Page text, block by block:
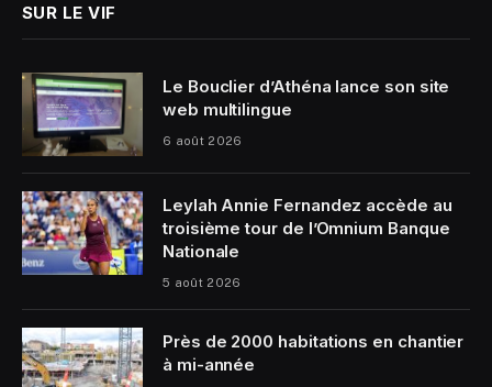
SUR LE VIF
Le Bouclier d’Athéna lance son site
web multilingue
6 août 2026
Leylah Annie Fernandez accède au
troisième tour de l’Omnium Banque
Nationale
5 août 2026
Près de 2000 habitations en chantier
à mi-année